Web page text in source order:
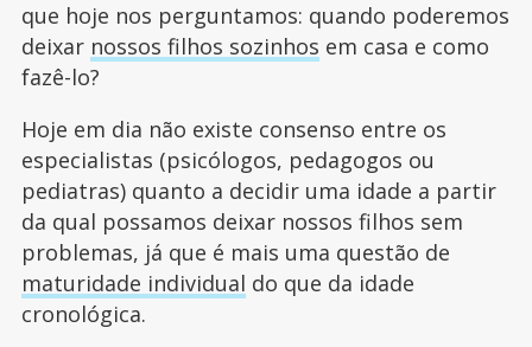
que hoje nos perguntamos: quando poderemos
deixar nossos filhos sozinhos em casa e como
fazê-lo?
Hoje em dia não existe consenso entre os
especialistas (psicólogos, pedagogos ou
pediatras) quanto a decidir uma idade a partir
da qual possamos deixar nossos filhos sem
problemas, já que é mais uma questão de
maturidade individual do que da idade
cronológica.